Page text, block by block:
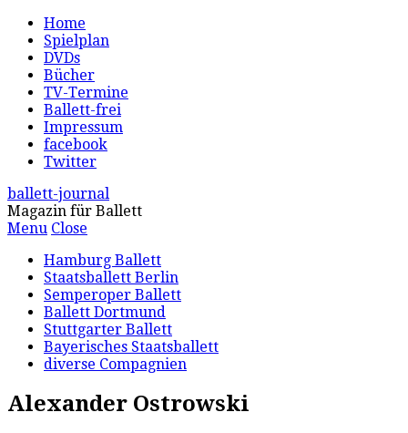
Home
Spielplan
DVDs
Bücher
TV-Termine
Ballett-frei
Impressum
facebook
Twitter
ballett-journal
Magazin für Ballett
Menu Close
Hamburg Ballett
Staatsballett Berlin
Semperoper Ballett
Ballett Dortmund
Stuttgarter Ballett
Bayerisches Staatsballett
diverse Compagnien
Alexander Ostrowski